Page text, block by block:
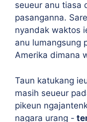
seueur anu tiasa
pasanganna.
nyandak waktos
anu lumangsung
Amerika dimana
Taun katukang
masih seueur
pikeun
nagara urang -